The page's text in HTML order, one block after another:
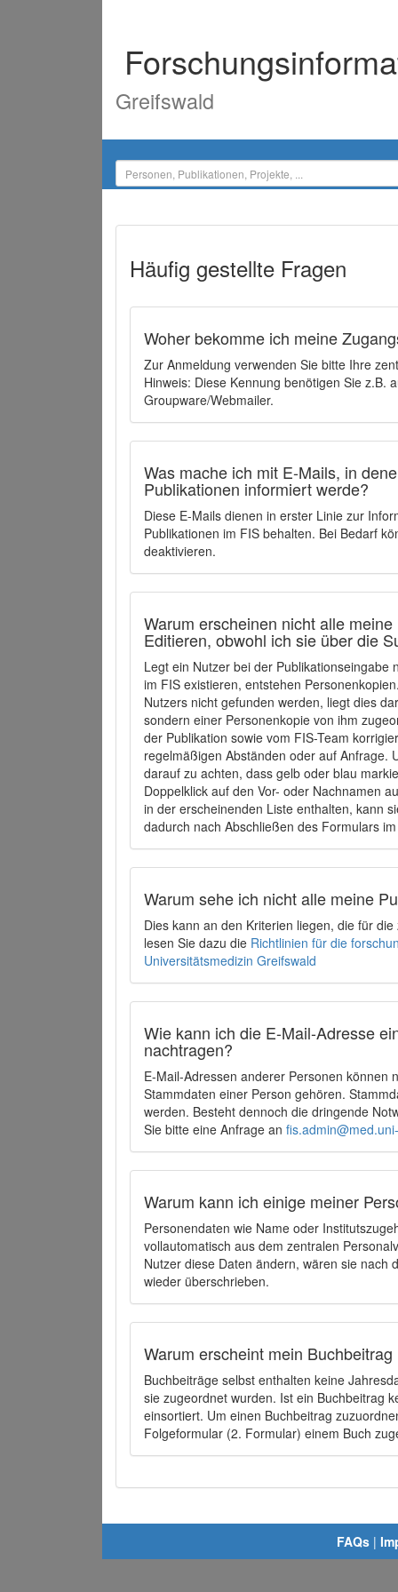
Greifswald
Häufig gestellte Fragen
Woher bekomme ich meine
Zur Anmeldung verwenden Sie bitte Ihre
Hinweis: Diese Kennung benötigen Sie z.B.
Groupware/Webmailer.
Was mache ich mit E-Mails, in
Publikationen informiert werde?
Diese E-Mails dienen in erster Linie zur
Publikationen im FIS behalten. Bei Bedarf
deaktivieren.
Warum erscheinen nicht alle
Editieren, obwohl ich sie über die
Legt ein Nutzer bei der
im FIS existieren, entstehen
Nutzers nicht gefunden werden, liegt dies
sondern einer Personenkopie von ihm
der Publikation sowie vom FIS-Team
regelmäßigen Abständen oder auf Anfrage.
darauf zu achten, dass gelb oder blau
Doppelklick auf den Vor- oder Nachnamen
in der erscheinenden Liste enthalten, kann
dadurch nach Abschließen des Formulars
Warum sehe ich nicht alle meine
Dies kann an den Kriterien liegen, die für
lesen Sie dazu die Richtlinien für die
Universitätsmedizin Greifswald
Wie kann ich die E-Mail-Adresse
nachtragen?
E-Mail-Adressen anderer Personen können
Stammdaten einer Person gehören.
werden. Besteht dennoch die dringende
Sie bitte eine Anfrage an
Warum kann ich einige meiner
Personendaten wie Name oder
vollautomatisch aus dem zentralen
Nutzer diese Daten ändern, wären sie
wieder überschrieben.
Warum erscheint mein
Buchbeiträge selbst enthalten keine
sie zugeordnet wurden. Ist ein Buchbeitrag
einsortiert. Um einen Buchbeitrag
Folgeformular (2. Formular) einem Buch
FAQs |